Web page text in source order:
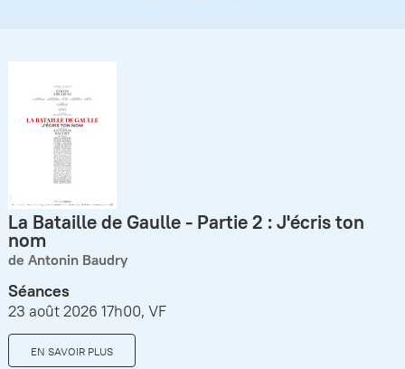
La Bataille de Gaulle - Partie 2 : J'écris ton
nom
de Antonin Baudry
Séances
23 août 2026 17h00, VF
EN SAVOIR PLUS